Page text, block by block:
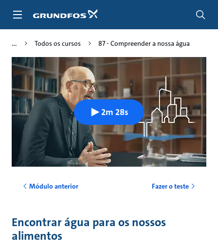
para
Todos os cursos 87 - Compreender a nossa água
2m 28s
Módulo anterior Fazer o teste
Encontrar água para os nossos
alimentos